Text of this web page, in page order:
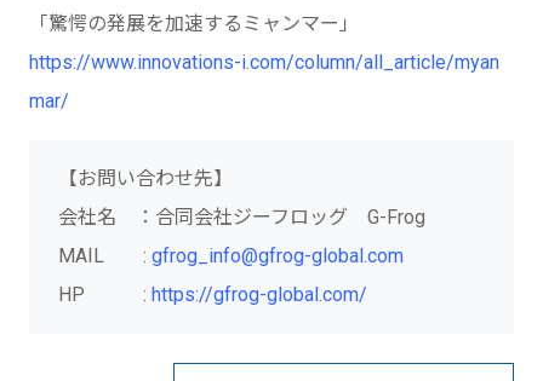
「驚愕の発展を加速するミャンマー」
https://www.innovations-i.com/column/all_article/myan
mar/
【お問い合わせ先】
会社名 ：合同会社ジーフロッグ G-Frog
MAIL : gfrog_info@gfrog-global.com
HP : https://gfrog-global.com/